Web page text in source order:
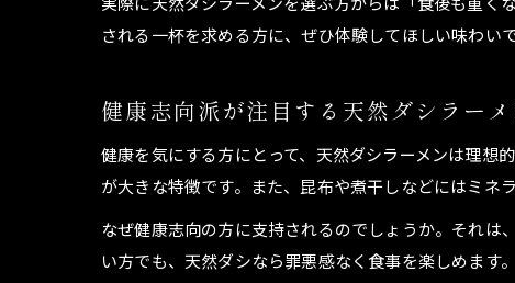
される一杯を求める方に、ぜひ体験してほしい味わいで
健康志向派が注目する天然ダシラー
健康を気にする方にとって、天然ダシラーメンは理想
が大きな特徴です。また、昆布や煮干しなどにはミネ
なぜ健康志向の方に支持されるのでしょうか。それ
い方でも、天然ダシなら罪悪感なく食事を楽しめます。